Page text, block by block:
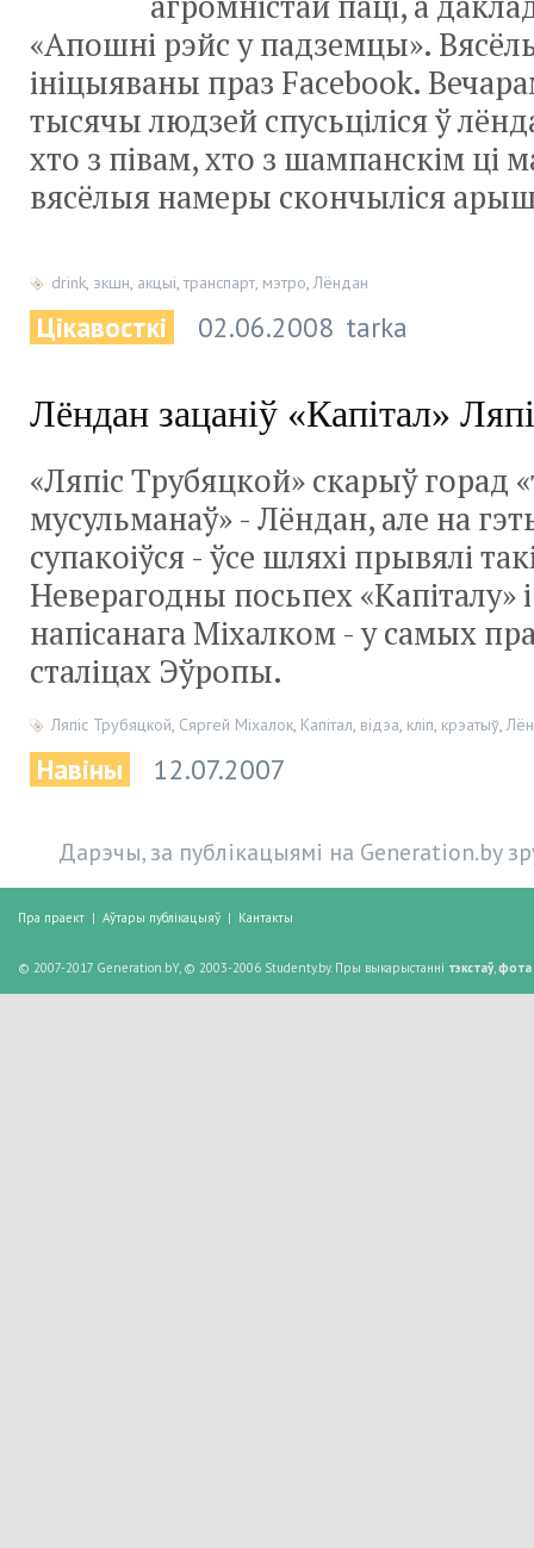
«Апошні рэйс у падземцы».
ініцыяваны праз Facebook.
тысячы людзей спусьціліся ў
хто з півам, хто з шампанскім ці
вясёлыя намеры скончыліся
drink, экшн, акцыі,транспарт, мэтро,Лёндан
Цікавосткі 02.06.2008 tarka
Лёндан зацаніў «Капітал»
«Ляпіс Трубяцкой» скарыў горад
мусульманаў» - Лёндан, але на
супакоіўся - ўсе шляхі прывялі
Неверагодны посьпех «Капіталу»
напісанага Міхалком - у самых
сталіцах Эўропы.
Ляпіс Трубяцкой, Сяргей Міхалок, Капітал, відэа, кліп, крэатыў,
Навіны 12.07.2007
Дарэчы, за публікацыямі на Generation.by
Пра праект | Аўтары публікацыяў | Кантакты
© 2007-2017 Generation.bY, © 2003-2006 Studenty.by. Пры выкарыстанні тэкстаў,фота